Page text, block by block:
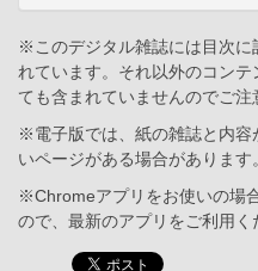
※このデジタル雑誌には目次に
れています。それ以外のコン
ても含まれていませんのでご注
※電子版では、紙の雑誌と内容
いページがある場合があります。
※Chromeアプリをお使いの場
ので、最新のアプリをご利用く